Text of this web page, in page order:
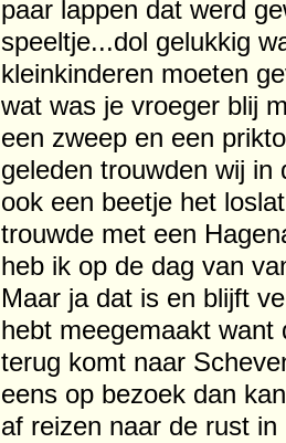
paar lappen dat werd
speeltje...dol gelukkig
kleinkinderen moeten
wat was je vroeger blij
een zweep en een
geleden trouwden wij
ook een beetje het
trouwde met een
heb ik op de dag van
Maar ja dat is en blijft
hebt meegemaakt
terug komt naar
eens op bezoek dan
af reizen naar de rust